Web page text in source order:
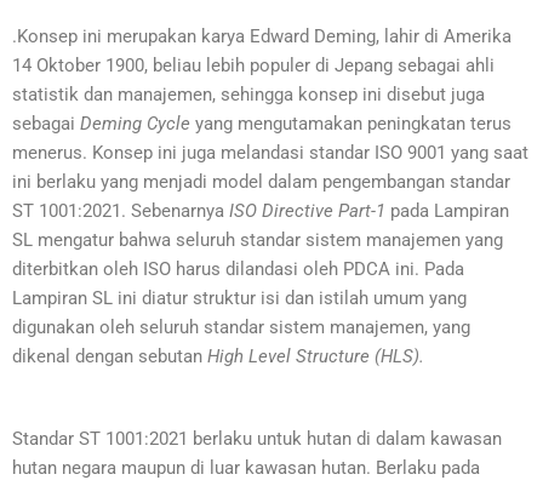
.Konsep ini merupakan karya Edward Deming, lahir di Amerika
14 Oktober 1900, beliau lebih populer di Jepang sebagai ahli
statistik dan manajemen, sehingga konsep ini disebut juga
sebagai Deming Cycle yang mengutamakan peningkatan terus
menerus. Konsep ini juga melandasi standar ISO 9001 yang saat
ini berlaku yang menjadi model dalam pengembangan standar
ST 1001:2021. Sebenarnya ISO Directive Part-1 pada Lampiran
SL mengatur bahwa seluruh standar sistem manajemen yang
diterbitkan oleh ISO harus dilandasi oleh PDCA ini. Pada
Lampiran SL ini diatur struktur isi dan istilah umum yang
digunakan oleh seluruh standar sistem manajemen, yang
dikenal dengan sebutan High Level Structure (HLS).
Standar ST 1001:2021 berlaku untuk hutan di dalam kawasan
hutan negara maupun di luar kawasan hutan. Berlaku pada